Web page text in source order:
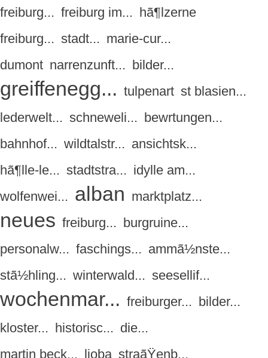
freiburg... freiburg im... hã¶lzerne
freiburg... stadt... marie-cur...
dumont narrenzunft... bilder...
greiffenegg... tulpenart st blasien...
lederwelt... schneweli... bewrtungen...
bahnhof... wildtalstr... ansichtsk...
hã¶lle-le... stadtstra... idylle am...
wolfenwei... alban marktplatz...
neues freiburg... burgruine...
personalw... faschings... ammã½nste...
stã½hling... winterwald... seesellif...
wochenmar... freiburger... bilder...
kloster... historisc... die...
martin beck... lioba straãŸenb...